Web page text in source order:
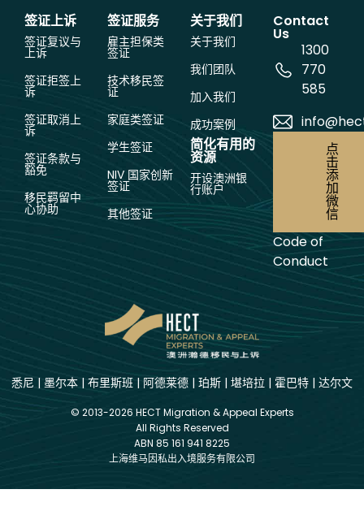
签证上诉
签证复议与
上诉
签证拒签上
诉
签证取消上
诉
签证条款与
豁免
移民羁留中
心协助
签证服务
雇主担保类
签证
技术移民签
证
家庭类签证
学生签证
NIV 国家创新
签证
其他签证
关于我们
关于我们
我们团队
加入我们
成功案例
简化有用的
资源
开设澳洲银
行账户
Contact
Us
1300
770
585
点
击
添
加
微
信
Code of
Conduct
悉尼 | 墨尔本 | 布里斯班 | 阿德莱德 | 珀斯 | 堪培拉 | 霍巴特 | 达尔文
© 2013-2026 HECT Migration & Appeal Experts
All Rights Reserved
ABN 85 161 941 8225
上海维马因私出入境服务有限公司